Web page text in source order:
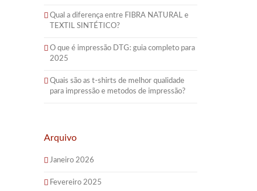
Qual a diferença entre FIBRA NATURAL e
TEXTIL SINTÉTICO?
O que é impressão DTG: guia completo para
2025
Quais são as t-shirts de melhor qualidade
para impressão e metodos de impressão?
Arquivo
Janeiro 2026
Fevereiro 2025